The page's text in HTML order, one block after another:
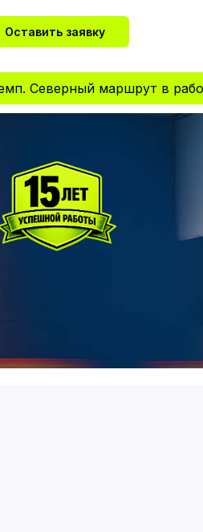
Оставить заявку
маршрут в работе!